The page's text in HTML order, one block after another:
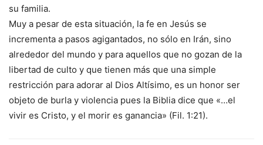
su familia.
Muy a pesar de esta situación, la fe en Jesús se
incrementa a pasos agigantados, no sólo en Irán, sino
alrededor del mundo y para aquellos que no gozan de la
libertad de culto y que tienen más que una simple
restricción para adorar al Dios Altísimo, es un honor ser
objeto de burla y violencia pues la Biblia dice que «…el
vivir es Cristo, y el morir es ganancia» (Fil. 1:21).